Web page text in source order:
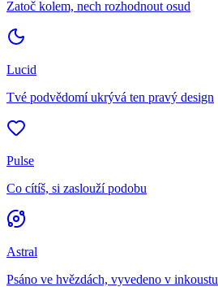
Zatoč kolem, nech rozhodnout osud
Lucid
Tvé podvědomí ukrývá ten pravý design
Pulse
Co cítíš, si zaslouží podobu
Astral
Psáno ve hvězdách, vyvedeno v inkoustu